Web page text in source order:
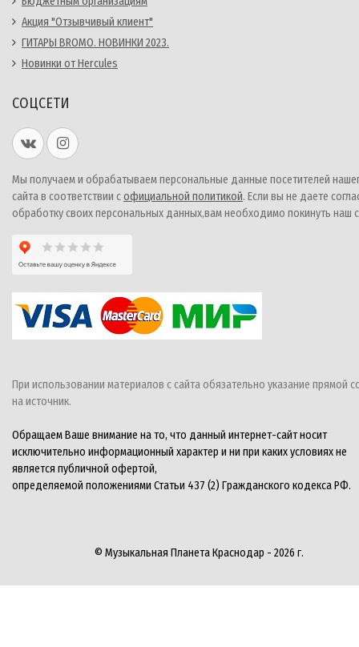
Акция "Отзывчивый клиент"
ГИТАРЫ BROMO. НОВИНКИ 2023.
Новинки от Hercules
СОЦСЕТИ
Мы получаем и обрабатываем персональные данные посетителей
сайта в соответствии софициальной политикой. Если вы не даете
обработку своих персональных данных,вам необходимо покинуть наш
При использовании материалов с сайта обязательно указание прямой
на источник.
Обращаем Ваше внимание на то, что данный интернет-сайт носит
исключительно информационный характер и ни при каких условиях не
является публичной офертой,
определяемой положениями Статьи 437 (2) Гражданского кодекса РФ.
© Музыкальная Планета Краснодар - 2026 г.